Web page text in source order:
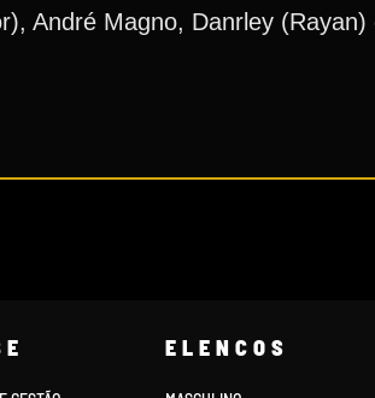
André Magno, Danrley
ELENCOS